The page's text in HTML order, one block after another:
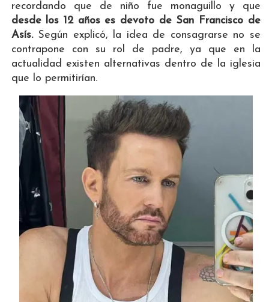
recordando que de niño fue monaguillo y que
desde los 12 años es devoto de San Francisco de
Asís.Según explicó, la idea de consagrarse no se
contrapone con su rol de padre, ya que en la
actualidad existen alternativas dentro de la iglesia
que lo permitirían.